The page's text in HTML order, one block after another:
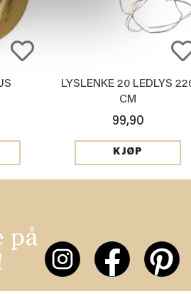
LYSLENKE 20 LEDLYS
CM
99,90
KJØP
på